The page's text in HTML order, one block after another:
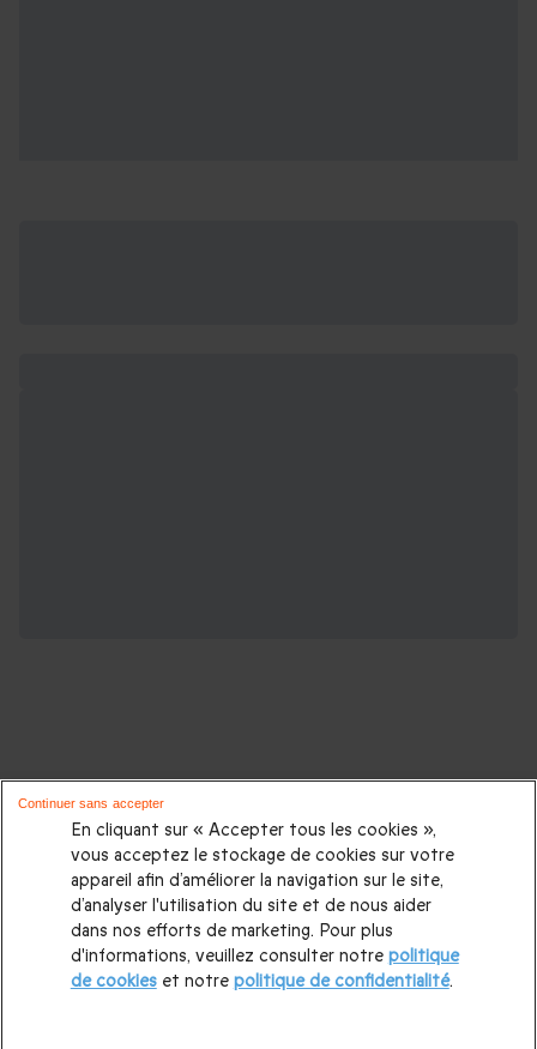
D'autres idées de cadeaux pour vos
proches :
Cadeaux d'anniversaire|Cadeaux femme|Cadeaux homme
Cadeaux couple|Cadeau Noël|Cadeau de Noël femme
Cadeau de Noël homme|Coffrets cadeaux pour femme
En cliquant sur « Accepter tous les cookies »,
vous acceptez le stockage de cookies sur votre
appareil afin d’améliorer la navigation sur le site,
d’analyser l'utilisation du site et de nous aider
dans nos efforts de marketing. Pour plus
d'informations, veuillez consulter notre politique
de cookieset notre politique de confidentialité.
Continuer sans accepter